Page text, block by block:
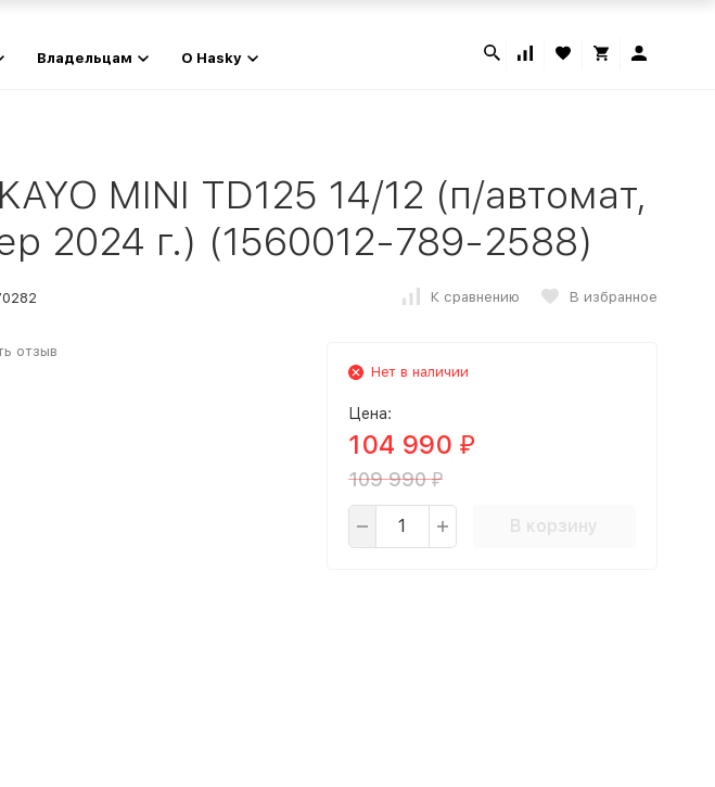
Владельцам О Hasky
MINI TD125 14/12 (п/автомат,
2024 г.) (1560012-789-2588)
К сравнению В избранное
отзыв
Нет в наличии
Цена:
104 990 ₽
109 990₽
В корзину